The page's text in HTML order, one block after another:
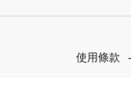
使用條款